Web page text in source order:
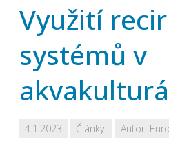
Využití
systémů v
4.1.2023 Články Autor: